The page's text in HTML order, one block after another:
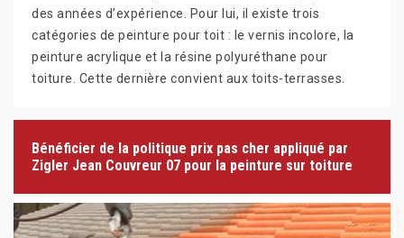
des années d’expérience. Pour lui, il existe trois
catégories de peinture pour toit : le vernis incolore, la
peinture acrylique et la résine polyuréthane pour
toiture. Cette dernière convient aux toits-terrasses.
Bénéficier de la politique prix pas cher appliqué par
Zigler Jean Couvreur 07 pour la peinture sur toiture